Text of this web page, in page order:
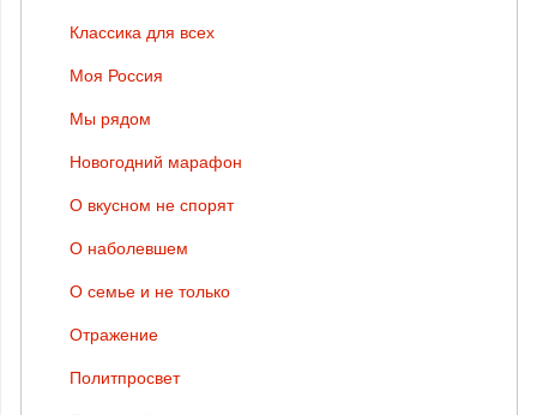
Классика для всех
Моя Россия
Мы рядом
Новогодний марафон
О вкусном не спорят
О наболевшем
О семье и не только
Отражение
Политпросвет